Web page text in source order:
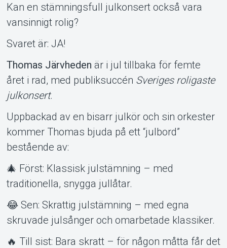
Support
Om Tickster
Kan en stämningsfull julkonsert också vara
vansinnigt rolig?
Svaret är: JA!
Thomas Järvheden är i jul tillbaka för femte
året i rad, med publiksuccén Sveriges roligaste
julkonsert.
Uppbackad av en bisarr julkör och sin orkester
kommer Thomas bjuda på ett “julbord”
bestående av:
🎄 Först: Klassisk julstämning – med
traditionella, snygga jullåtar.
😂 Sen: Skrattig julstämning – med egna
skruvade julsånger och omarbetade klassiker.
🔥 Till sist: Bara skratt – för någon måtta får det